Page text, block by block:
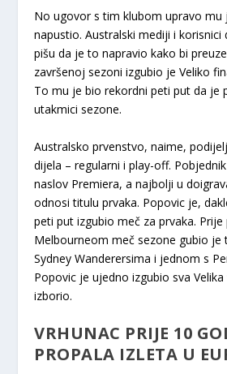
No ugovor s tim klubom upravo mu
napustio. Australski mediji i korisnici
pišu da je to napravio kako bi
završenoj sezoni izgubio je Veliko
To mu je bio rekordni peti put da je
utakmici sezone.
Australsko prvenstvo, naime,
dijela – regularni i play-off.
naslov Premiera, a najbolji u
odnosi titulu prvaka. Popovic je,
peti put izgubio meč za prvaka. Prije
Melbourneom meč sezone gubio je
Sydney Wanderersima i jednom s
Popovic je ujedno izgubio sva
izborio.
VRHUNAC PRIJE 10
PROPALA IZLETA U